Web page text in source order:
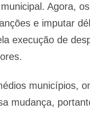
Agora,
e imputar
execução de
municípios,
mudança,